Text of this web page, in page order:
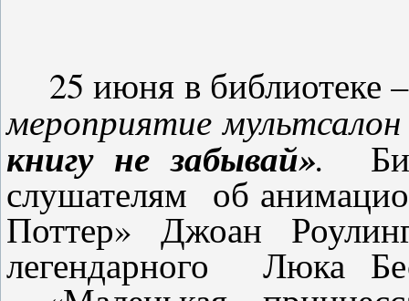
25 июня в
мероприятие
книгу не забывай».
слушателям об
Поттер» Джоан
легендарного Люка